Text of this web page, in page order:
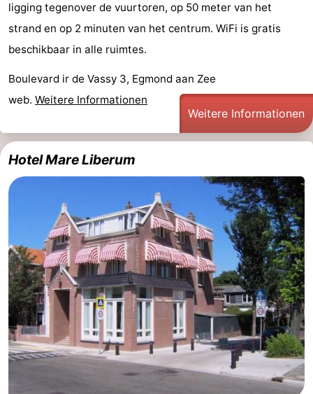
Schoorlse
Bergen
-
duinreservaat
Wijk
aan
-
Natur
Kennermerland
-
Amsterdam
Haarlem
-
Zandvoort
Südholland
-
Leiden
Bollenstreek
ligging tegenover de vuurtoren, op 50 meter van het
strand en op 2 minuten van het centrum. WiFi is gratis
beschikbaar in alle ruimtes.
Boulevard ir de Vassy 3, Egmond aan Zee
web. Weitere Informationen
Weitere Informationen
Hotel Mare Liberum